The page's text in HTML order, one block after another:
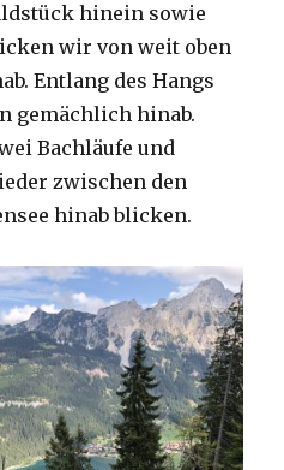
hinein sowie
wir von weit oben
Entlang des Hangs
gemächlich hinab.
Bachläufe und
zwischen den
hinab blicken.